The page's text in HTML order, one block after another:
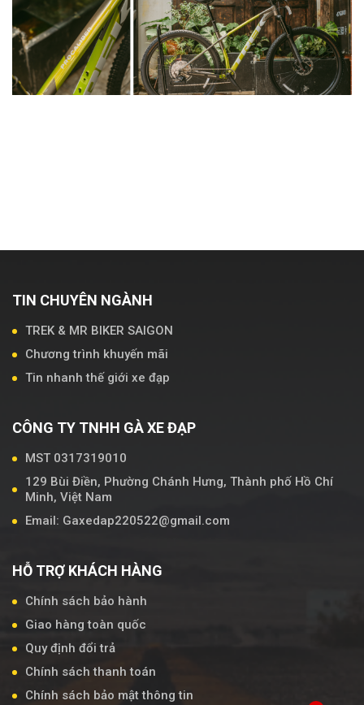
TIN CHUYÊN NGÀNH
TREK & MR BIKER SAIGON
Chương trình khuyến mãi
Tin nhanh thế giới xe đạp
CÔNG TY TNHH GÀ XE ĐẠP
MST 0317319010
129 Bùi Điền, Phường Chánh Hưng, Thành phố Hồ Chí
Minh, Việt Nam
Email: Gaxedap220522@gmail.com
HỖ TRỢ KHÁCH HÀNG
Chính sách bảo hành
Giao hàng toàn quốc
Quy định đổi trả
Chính sách thanh toán
Chính sách bảo mật thông tin